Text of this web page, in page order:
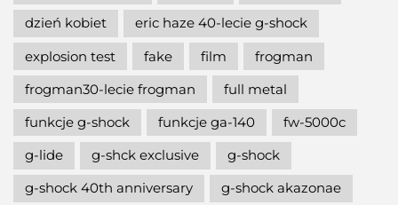
dzień kobiet
eric haze 40-lecie g-shock
explosion test
fake film
frogman
frogman30-lecie frogman
full metal
funkcje g-shock
funkcje ga-140
fw-5000c
g-lide
g-shck exclusive
g-shock
g-shock 40th anniversary
g-shock akazonae